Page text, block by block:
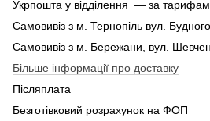
Укрпошта у відділення — за
Самовивіз з м. Тернопіль вул.
Самовивіз з м. Бережани, вул.
Більше інформації про доставку
Післяплата
Безготівковий розрахунок на ФОП